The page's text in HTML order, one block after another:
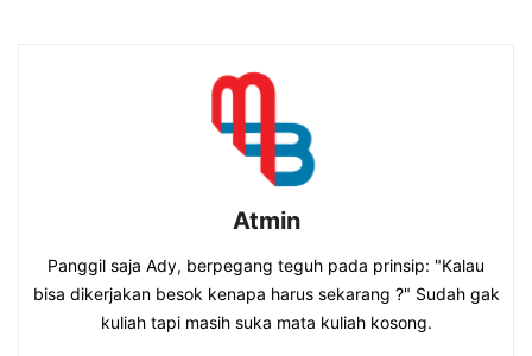
Atmin
Panggil saja Ady, berpegang teguh pada prinsip: "Kalau
bisa dikerjakan besok kenapa harus sekarang ?" Sudah gak
kuliah tapi masih suka mata kuliah kosong.